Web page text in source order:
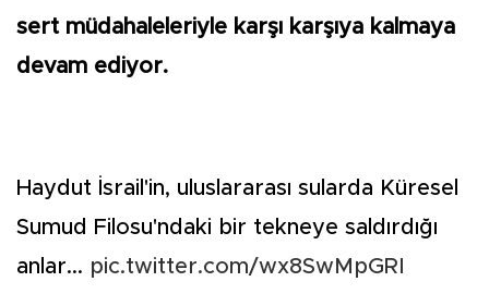
sert müdahaleleriyle karşı karşıya kalmaya
devam ediyor.
Haydut İsrail'in, uluslararası sularda Küresel
Sumud Filosu'ndaki bir tekneye saldırdığı
anlar... pic.twitter.com/wx8SwMpGRI